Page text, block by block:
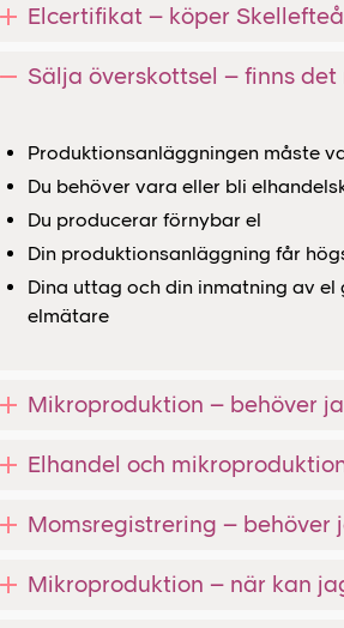
Elcertifikat – köper
Sälja överskottsel – finns
Produktionsanläggningen måste
Du behöver vara eller bli
Du producerar förnybar el
Din produktionsanläggning får
Dina uttag och din inmatning av
elmätare
Mikroproduktion – behöver
Elhandel och
Momsregistrering – behöver
Mikroproduktion – när kan